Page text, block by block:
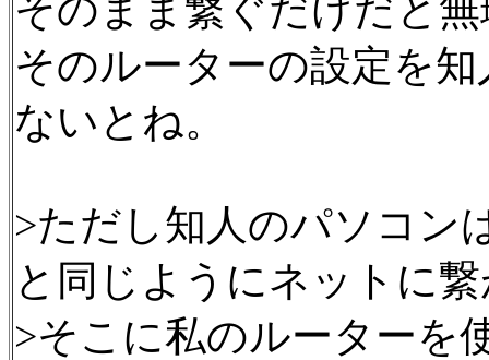
そのまま繋ぐだけだと
そのルーターの設定を
ないとね。
>ただし知人のパソコン
と同じようにネットに
>そこに私のルーターを